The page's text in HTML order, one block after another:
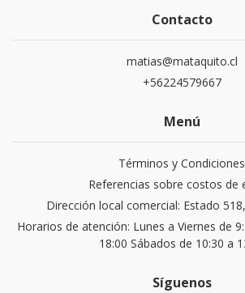
Contacto
matias@mataquito.cl
+56224579667
Menú
Términos y Condiciones
Referencias sobre costos de
Dirección local comercial: Estado
Horarios de atención: Lunes a Viernes de
18:00 Sábados de 10:30 a
Síguenos